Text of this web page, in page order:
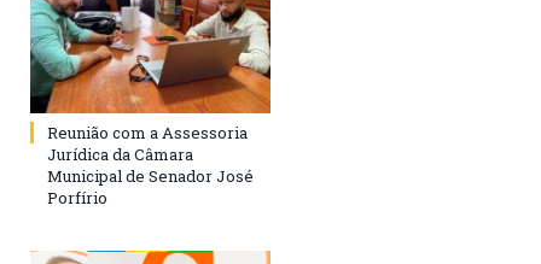
Reunião com a Assessoria
Jurídica da Câmara
Municipal de Senador José
Porfírio